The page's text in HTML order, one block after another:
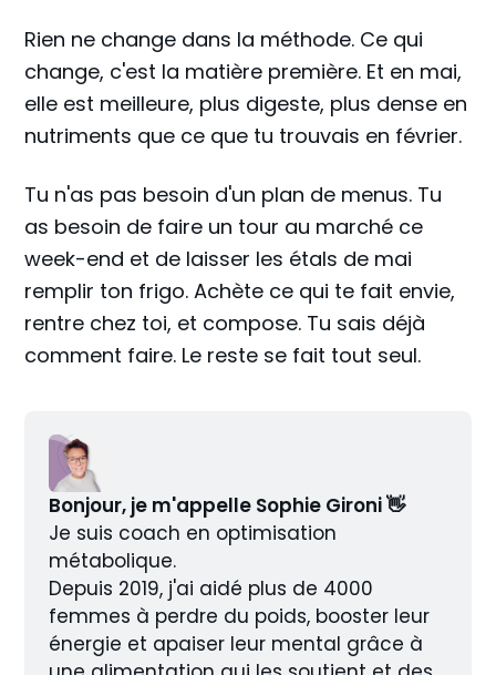
Rien ne change dans la méthode. Ce qui
change, c'est la matière première. Et en mai,
elle est meilleure, plus digeste, plus dense en
nutriments que ce que tu trouvais en février.
Tu n'as pas besoin d'un plan de menus. Tu
as besoin de faire un tour au marché ce
week-end et de laisser les étals de mai
remplir ton frigo. Achète ce qui te fait envie,
rentre chez toi, et compose. Tu sais déjà
comment faire. Le reste se fait tout seul.
Bonjour, je m'appelle Sophie Gironi 👋
Je suis coach en optimisation
métabolique.
Depuis 2019, j'ai aidé plus de 4000
femmes à perdre du poids, booster leur
énergie et apaiser leur mental grâce à